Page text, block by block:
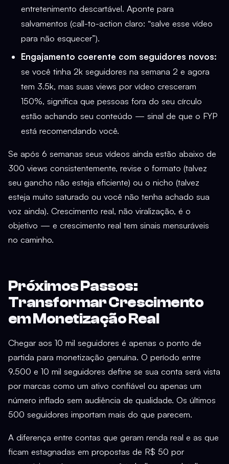
entretenimento descartável. Aponte para
salvamentos (call-to-action claro: “salve esse vídeo
para não esquecer”).
Engajamento coerente com seguidores novos:
se você tinha 2k seguidores na semana 2 e agora
tem 3.5k, mas suas views por vídeo cresceram
150%, significa que pessoas fora do seu círculo
estão achando seu conteúdo — sinal de que o FYP
está recomendando você.
Se após 6 semanas seus vídeos ainda estão abaixo de
300 views consistentemente, revise o formato (talvez
seu gancho não esteja eficiente) ou o nicho (talvez
esteja muito saturado ou você não tenha achado sua
voz ainda). Crescimento real, não viralização, é o
objetivo — e crescimento real tem sinais mensuráveis
no caminho.
Próximos Passos:
Transformar Crescimento
em Monetização Real
Chegar aos 10 mil seguidores é apenas o ponto de
partida para monetização genuína. O período entre
9.500 e 10 mil seguidores define se sua conta será vista
por marcas como um ativo confiável ou apenas um
número inflado sem audiência de qualidade. Os últimos
500 seguidores importam mais do que parecem.
A diferença entre contas que geram renda real e as que
ficam estagnadas em propostas de R$ 50 por